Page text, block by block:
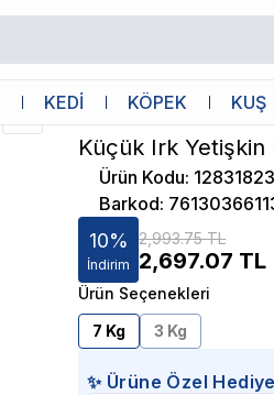
KEDİ KÖPEK KUŞ
Pro Plan
Pro Plan Small
Küçük Irk Yetişkin
Ürün Kodu: 12831823
Barkod:
10%
İndirim
2,993.75 TL
2,697.07 TL
Ürün Seçenekleri
7 Kg
3 Kg
✨ Ürüne Özel